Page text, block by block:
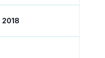
2018